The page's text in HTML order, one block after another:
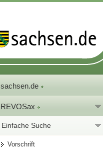
sachsen.de
REVOSax
Einfache Suche
Vorschrift